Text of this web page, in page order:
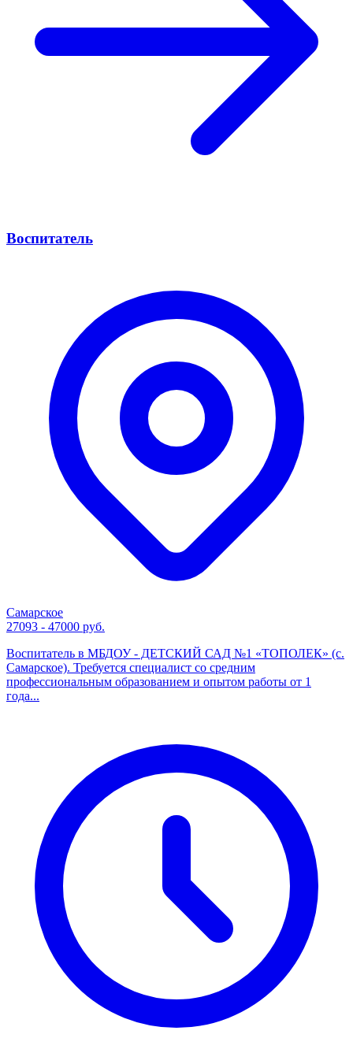
Воспитатель
Самарское
27093 - 47000 руб.
Воспитатель в МБДОУ - ДЕТСКИЙ САД №1 «ТОПОЛЕК» (с.
Самарское). Требуется специалист со средним
профессиональным образованием и опытом работы от 1
года...